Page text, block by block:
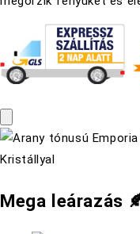
Mega leárazás